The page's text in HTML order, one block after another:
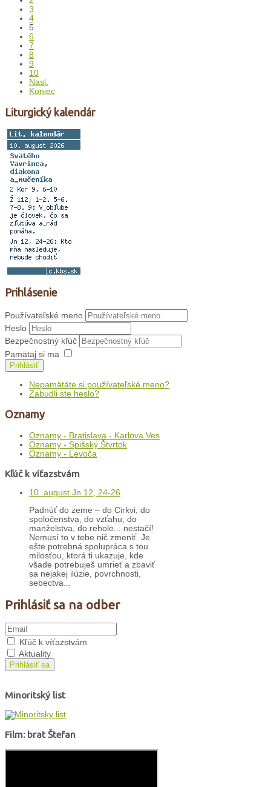
3
4
5
6
7
8
9
10
Nasl.
Koniec
Liturgický kalendár
Prihlásenie
Používateľské meno
Heslo
Bezpečnostný kľúč
Pamätaj si ma
Prihlásiť
Nepamätáte si používateľské meno?
Zabudli ste heslo?
Oznamy
Oznamy - Bratislava - Karlova Ves
Oznamy - Spišský Štvrtok
Oznamy - Levoča
Kľúč k víťazstvám
10. august Jn 12, 24-26
Padnúť do zeme – do Cirkvi, do
spoločenstva, do vzťahu, do
manželstva, do rehole... nestačí!
Nemusí to v tebe nič zmeniť. Je
ešte potrebná spolupráca s tou
milosťou, ktorá ti ukazuje, kde
všade potrebuješ umrieť a zbaviť
sa nejakej ilúzie, povrchnosti,
sebectva...
Prihlásiť sa na odber
Kľúč k víťazstvám
Aktuality
Prihlásiť sa
Minoritský list
Film: brat Štefan